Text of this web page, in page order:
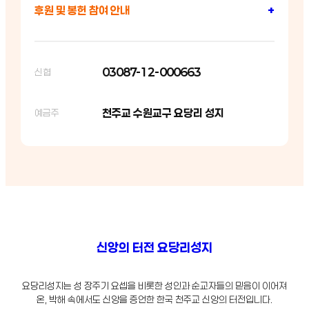
후원 및 봉헌 참여 안내 +
신협 03087-12-000663
예금주 천주교 수원교구 요당리 성지
신앙의 터전 요당리성지
요당리성지는 성 장주기 요셉을 비롯한 성인과 순교자들의 믿음이 이어져
온, 박해 속에서도 신앙을 증언한 한국 천주교 신앙의 터전입니다.